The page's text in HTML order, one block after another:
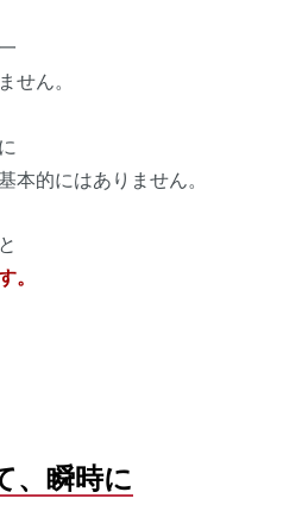
せん。
本的にはありません。
。
、瞬時に